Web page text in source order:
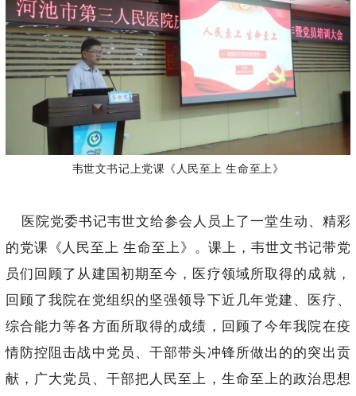
韦世文书记上党课 《人民至上 生命至上》
医院党委书记韦世文给参会人员上了一堂生动、精彩
的党课《人民至上 生命至上》。课上，韦世文书记带党
员们回顾了从建国初期至今，医疗领域所取得的成就，
回顾了我院在党组织的坚强领导下近几年党建、医疗、
综合能力等各方面所取得的成绩，回顾了今年我院在疫
情防控阻击战中党员、干部带头冲锋所做出的的突出贡
献，广大党员、干部把人民至上，生命至上的政治思想